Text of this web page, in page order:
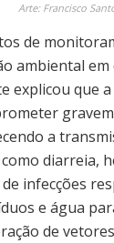
Arte: Francisco
de
ambiental
explicou que
a
diarreia,
infecções
e água
de